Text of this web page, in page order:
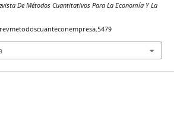
De Métodos Cuantitativos Para La Economía Y La